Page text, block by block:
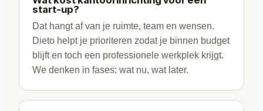
start-up?
Dat hangt af van je ruimte, team en wensen.
Dieto helpt je prioriteren zodat je binnen budget
blijft en toch een professionele werkplek krijgt.
We denken in fases: wat nu, wat later.